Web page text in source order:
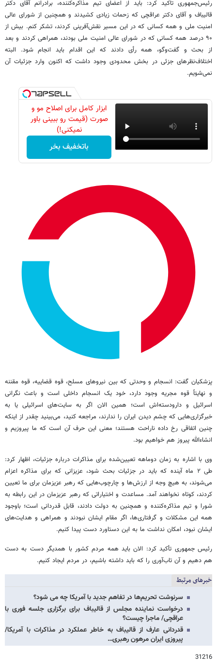
رئیس‌جمهوری تاکید کرد: باید از اعضای تیم مذاکره‌کننده، برادرانم آقای دکتر
قالیباف و آقای دکتر عراقچی که زحمات زیادی کشیدند و همچنین از شورای عالی
امنیت ملی و همه کسانی که در این مسیر نقش‌آفرینی کردند، تشکر کنم. بیش از
۹۰ درصد همه کسانی که در شورای عالی امنیت ملی بودند، همراهی کردند و بعد
از بحث و گفت‌وگو، همه رأی دادند که این اقدام باید انجام شود. البته
اختلاف‌نظرهای جزئی در بخش محدودی وجود داشت که اکنون وارد جزئیات آن
نمی‌شویم.
ابزار کامل برای اصلاح مو و
صورت (قیمت رو ببینی باور
نمیکنی!)
باتخفیف بخر
پزشکیان گفت: انسجام و وحدتی که بین نیروهای مسلح، قوه قضاییه، قوه مقننه
و نهایتاً قوه مجریه وجود دارد، خود یک انسجام داخلی است و باعث نگرانی
اسرائیل و دارودسته‌اش است؛ همین الان اگر به سایت‌های اسرائیلی یا به
خبرگزاری‌هایی که چشم دیدن ایران را ندارند، مراجعه کنید، می‌بینید چقدر از اینکه
چنین اتفاقی رخ داده ناراحت هستند؛ معنی این حرف آن است که ما پیروزیم و
انشاءالله پیروز هم خواهیم بود.
وی با اشاره به زمان دوماهه تعیین‌شده برای مذاکرات درباره جزئیات، اظهار کرد:
طی ۲ ماه آینده که باید در جزئیات بحث شود، عزیزانی که برای مذاکره اعزام
می‌شوند، به هیچ وجه از ارزش‌ها و چارچوب‌هایی که رهبر عزیزمان برای ما تعیین
کردند، کوتاه نخواهند آمد. مساعدت و اختیاراتی که رهبر عزیزمان در این رابطه به
شورا و تیم مذاکره‌کننده و همچنین به دولت دادند، قابل قدردانی است؛ باوجود
همه این مشکلات و گرفتاری‌ها، اگر مقام ایشان نبودند و همراهی و هدایت‌های
ایشان نبود، امکان نداشت ما به این دستاورد دست پیدا کنیم.
رئیس جمهوری تأکید کرد: الان باید همه مردم کشور با همدیگر دست به دست
هم دهیم و آن تاب‌آوری را که باید داشته باشیم، در مردم ایجاد کنیم.
خبرهای مرتبط
سرنوشت تحریم‌ها در تفاهم جدید با آمریکا چه می شود؟
درخواست نماینده مجلس از قالیباف برای برگزاری جلسه فوری با
عراقچی/ ماجرا چیست؟
قدردانی عارف از قالیباف به خاطر عملکرد در مذاکرات با آمریکا/
پیروزی ایران مرهون رهبری…
31216